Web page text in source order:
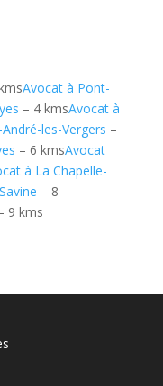
Avocat à Pont-
– 4 kmsAvocat à
les-Vergers –
– 6 kmsAvocat
à La Chapelle-
– 8
9 kms